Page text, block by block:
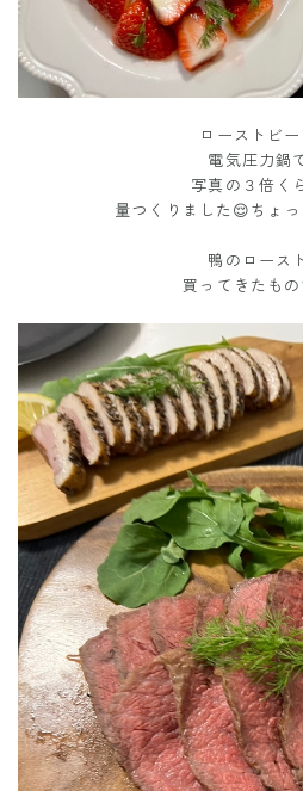
ローストビ
電気圧力鍋
写真の３倍く
量つくりました😌ちょ
鴨のロース
買ってきたも